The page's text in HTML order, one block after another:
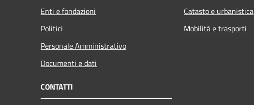
Enti e fondazioni
Politici
Personale Amministrativo
Documenti e dati
Catasto e urbanistica
Mobilità e trasporti
CONTATTI